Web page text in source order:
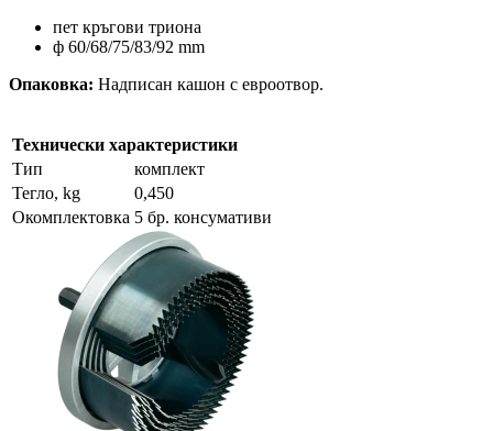
пет кръгови триона
ф 60/68/75/83/92 mm
Опаковка: Надписан кашон с евроотвор.
Технически характеристики
Тип
комплект
Тегло, kg
0,450
Окомплектовка 5 бр. консумативи